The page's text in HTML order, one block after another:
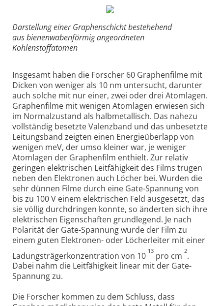
Darstellung einer Graphenschicht bestehehend
aus bienenwabenförmig angeordneten
Kohlenstoffatomen
Insgesamt haben die Forscher 60 Graphenfilme mit
Dicken von weniger als 10 nm untersucht, darunter
auch solche mit nur einer, zwei oder drei Atomlagen.
Graphenfilme mit wenigen Atomlagen erwiesen sich
im Normalzustand als halbmetallisch. Das nahezu
vollständig besetzte Valenzband und das unbesetzte
Leitungsband zeigten einen Energieüberlapp von
wenigen meV, der umso kleiner war, je weniger
Atomlagen der Graphenfilm enthielt. Zur relativ
geringen elektrischen Leitfähigkeit des Films trugen
neben den Elektronen auch Löcher bei. Wurden die
sehr dünnen Filme durch eine Gate-Spannung von
bis zu 100 V einem elektrischen Feld ausgesetzt, das
sie völlig durchdringen konnte, so änderten sich ihre
elektrischen Eigenschaften grundlegend. Je nach
Polarität der Gate-Spannung wurde der Film zu
einem guten Elektronen- oder Löcherleiter mit einer
Ladungsträgerkonzentration von 10 13 pro cm 2.
Dabei nahm die Leitfähigkeit linear mit der Gate-
Spannung zu.
Die Forscher kommen zu dem Schluss, dass